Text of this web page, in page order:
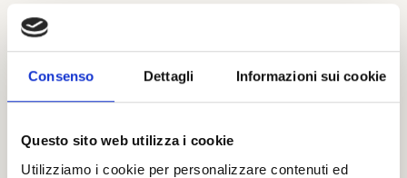
Consenso Dettagli Informazioni sui cookie
Questo sito web utilizza i cookie
Utilizziamo i cookie per personalizzare contenuti ed